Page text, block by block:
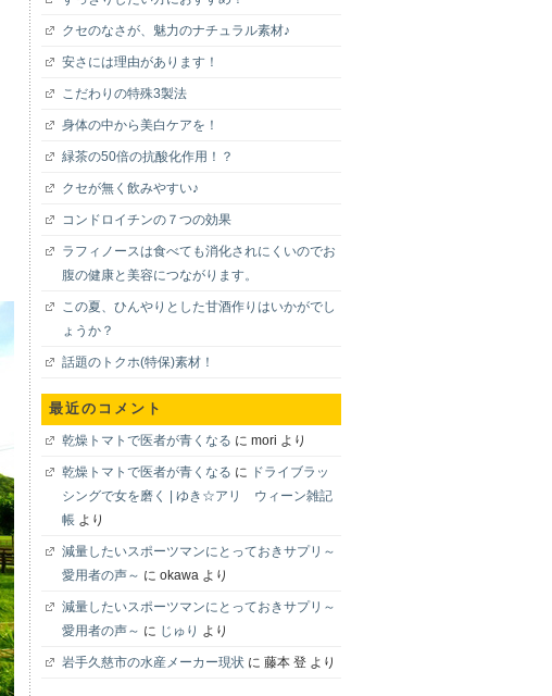
クセのなさが、魅力のナチュラル素材♪
安さには理由があります！
こだわりの特殊3製法
身体の中から美白ケアを！
緑茶の50倍の抗酸化作用！？
クセが無く飲みやすい♪
コンドロイチンの７つの効果
ラフィノースは食べても消化されにくいのでお
腹の健康と美容につながります。
この夏、ひんやりとした甘酒作りはいかがでし
ょうか？
話題のトクホ(特保)素材！
最近のコメント
乾燥トマトで医者が青くなる に mori より
乾燥トマトで医者が青くなる に ドライブラッ
シングで女を磨く | ゆき☆アリ ウィーン雑記
帳 より
減量したいスポーツマンにとっておきサプリ～
愛用者の声～ に okawa より
減量したいスポーツマンにとっておきサプリ～
愛用者の声～ に じゅり より
岩手久慈市の水産メーカー現状 に 藤本 登 より